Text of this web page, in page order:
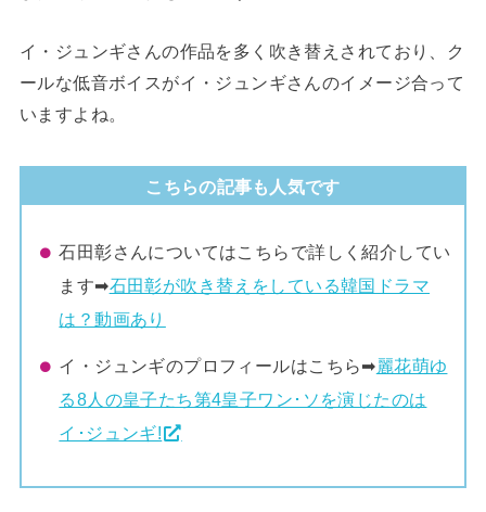
イ・ジュンギさんの作品を多く吹き替えされており、ク
ールな低音ボイスがイ・ジュンギさんのイメージ合って
いますよね。
こちらの記事も人気です
石田彰さんについてはこちらで詳しく紹介してい
ます➡︎石田彰が吹き替えをしている韓国ドラマ
は？動画あり
イ・ジュンギのプロフィールはこちら➡︎麗花萌ゆ
る8人の皇子たち第4皇子ワン･ソを演じたのは
イ･ジュンギ!